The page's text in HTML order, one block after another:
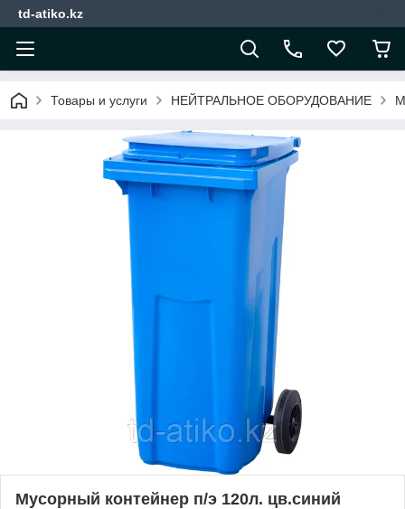
td-atiko.kz
Товары и услуги НЕЙТРАЛЬНОЕ ОБОРУДОВАНИЕ
Мусорный контейнер п/э 120л. цв.синий